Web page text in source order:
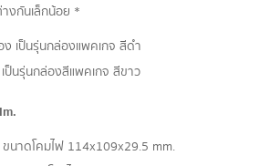
งกันเล็กน้อย *
ง เป็นรุ่นกล่องแพคเกจ สีดำ
ป็นรุ่นกล่องสีแพคเกจ สีขาว
นาดโคมไฟ 114x109x29.5 mm.